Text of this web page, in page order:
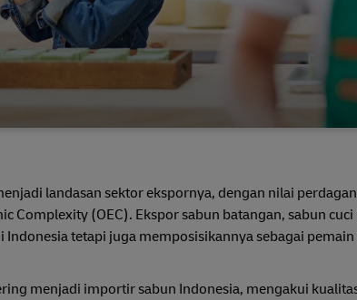
landasan sektor ekspornya, dengan nilai
Complexity (OEC). Ekspor sabun batangan, sabun
tetapi juga memposisikannya sebagai pemain
menjadi importir sabun Indonesia, mengakui